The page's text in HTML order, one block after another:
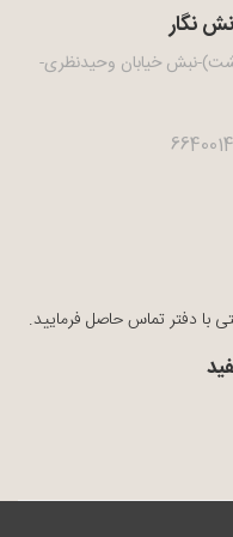
نگار
نبش خیابان وحیدنظری-
با دفتر تماس حاصل فرمایید.